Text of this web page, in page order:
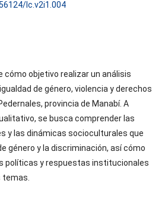
lc.v2i1.004
cómo objetivo realizar un análisis
de género, violencia y derechos
provincia de Manabí. A
se busca comprender las
y las dinámicas socioculturales que
género y la discriminación, así cómo
políticas y respuestas institucionales